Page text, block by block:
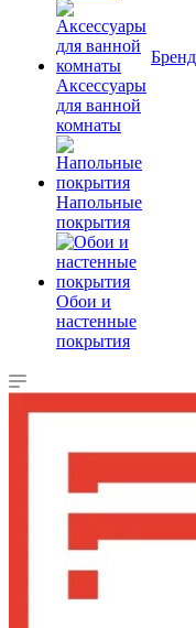
Аксессуары
для ванной
комнаты
Напольные
покрытия
Обои и
настенные
покрытия